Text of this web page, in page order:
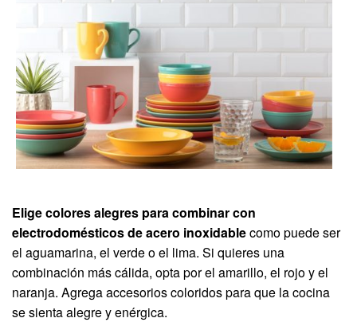
Elige colores alegres para combinar con
electrodomésticos de acero inoxidablecomo puede ser
el aguamarina, el verde o el lima. Si quieres una
combinación más cálida, opta por el amarillo, el rojo y el
naranja. Agrega accesorios coloridos para que la cocina
se sienta alegre y enérgica.